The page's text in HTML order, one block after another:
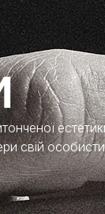
свій